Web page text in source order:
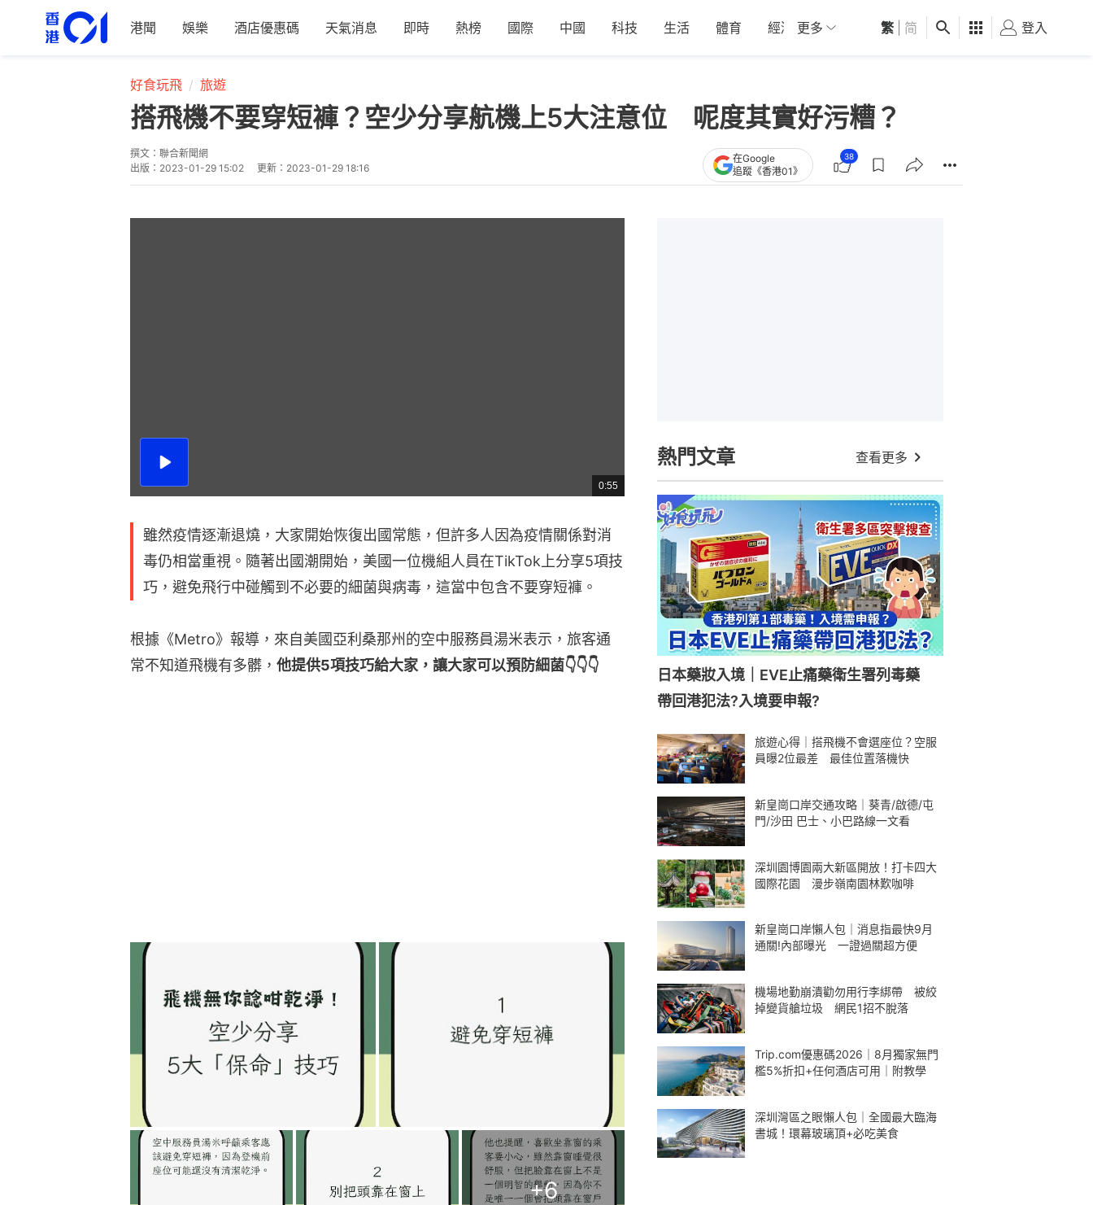
港聞 娛樂 酒店優惠碼 天氣消息 即時 熱榜 國際 中國 科技 生活 體育 經濟 01深圳 觀點 健康 好食玩飛
更多 繁 简 登入
好食玩飛 旅遊
搭飛機不要穿短褲？空少分享航機上5大注意位 呢度其實好污糟？
撰文： 聯合新聞網
出版： 2023-01-29 15:02 更新： 2023-01-29 18:16
在Google
追蹤《香港01》
38
播
總
共
0:55
雖然疫情逐漸退燒，大家開始恢復出國常態，但許多人因為疫情關係對消
毒仍相當重視。隨著出國潮開始，美國一位機組人員在TikTok上分享5項技
巧，避免飛行中碰觸到不必要的細菌與病毒，這當中包含不要穿短褲。
根據《Metro》報導，來自美國亞利桑那州的空中服務員湯米表示，旅客通
常不知道飛機有多髒， 他提供5項技巧給大家，讓大家可以預防細菌👇👇👇
+6
熱門文章 查看更多
日本藥妝入境｜EVE止痛藥衛生署列毒藥
帶回港犯法?入境要申報?
旅遊心得｜搭飛機不會選座位？空服
員曝2位最差 最佳位置落機快
新皇崗口岸交通攻略｜葵青/啟德/屯
門/沙田 巴士、小巴路線一文看
深圳園博園兩大新區開放！打卡四大
國際花園 漫步嶺南園林歎咖啡
新皇崗口岸懶人包｜消息指最快9月
通關!內部曝光 一證過關超方便
機場地勤崩潰勸勿用行李綁帶 被絞
掉變貨艙垃圾 網民1招不脫落
Trip.com優惠碼2026｜8月獨家無門
檻5%折扣+任何酒店可用｜附教學
深圳灣區之眼懶人包｜全國最大臨海
書城！環幕玻璃頂+必吃美食